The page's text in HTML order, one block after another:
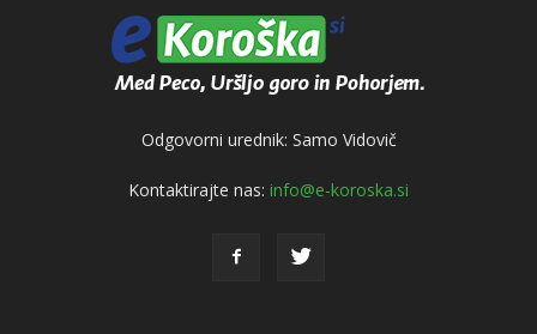
Odgovorni urednik: Samo Vidovič
Kontaktirajte nas: info@e-koroska.si